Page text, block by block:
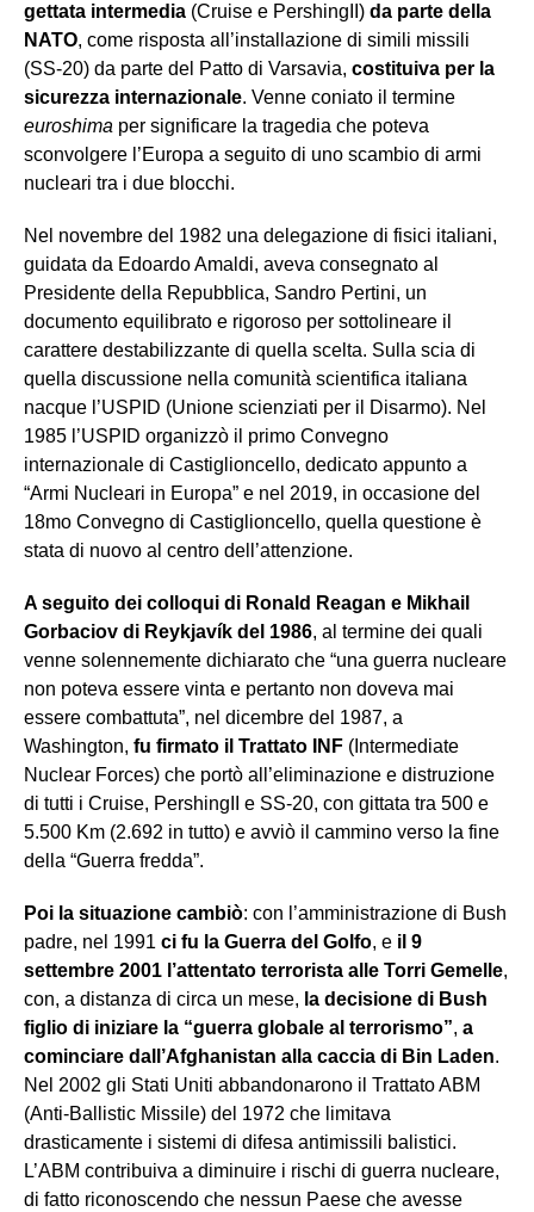
gettata intermedia (Cruise e PershingII) da parte della
NATO, come risposta all’installazione di simili missili
(SS-20) da parte del Patto di Varsavia, costituiva per la
sicurezza internazionale. Venne coniato il termine
euroshima per significare la tragedia che poteva
sconvolgere l’Europa a seguito di uno scambio di armi
nucleari tra i due blocchi.
Nel novembre del 1982 una delegazione di fisici italiani,
guidata da Edoardo Amaldi, aveva consegnato al
Presidente della Repubblica, Sandro Pertini, un
documento equilibrato e rigoroso per sottolineare il
carattere destabilizzante di quella scelta. Sulla scia di
quella discussione nella comunità scientifica italiana
nacque l’USPID (Unione scienziati per il Disarmo). Nel
1985 l’USPID organizzò il primo Convegno
internazionale di Castiglioncello, dedicato appunto a
“Armi Nucleari in Europa” e nel 2019, in occasione del
18mo Convegno di Castiglioncello, quella questione è
stata di nuovo al centro dell’attenzione.
A seguito dei colloqui di Ronald Reagan e Mikhail
Gorbaciov di Reykjavík del 1986, al termine dei quali
venne solennemente dichiarato che “una guerra nucleare
non poteva essere vinta e pertanto non doveva mai
essere combattuta”, nel dicembre del 1987, a
Washington, fu firmato il Trattato INF (Intermediate
Nuclear Forces) che portò all’eliminazione e distruzione
di tutti i Cruise, PershingII e SS-20, con gittata tra 500 e
5.500 Km (2.692 in tutto) e avviò il cammino verso la fine
della “Guerra fredda”.
Poi la situazione cambiò: con l’amministrazione di Bush
padre, nel 1991 ci fu la Guerra del Golfo, e il 9
settembre 2001 l’attentato terrorista alle Torri Gemelle,
con, a distanza di circa un mese, la decisione di Bush
figlio di iniziare la “guerra globale al terrorismo”, a
cominciare dall’Afghanistan alla caccia di Bin Laden.
Nel 2002 gli Stati Uniti abbandonarono il Trattato ABM
(Anti-Ballistic Missile) del 1972 che limitava
drasticamente i sistemi di difesa antimissili balistici.
L’ABM contribuiva a diminuire i rischi di guerra nucleare,
di fatto riconoscendo che nessun Paese che avesse